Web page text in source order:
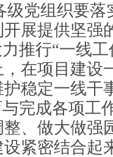
级党组织要落
展提供坚强
推行“一线
在项目建设
稳定一线干
完成各项工
、做大做强
紧密结合起